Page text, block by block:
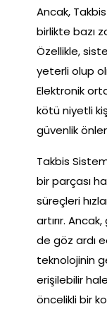
Ancak,
birlikte bazı
Özellikle,
yeterli olup
Elektronik
kötü niyetli
güvenlik
Takbis
bir parçası
süreçleri
artırır.
de göz ardı
teknolojinin
erişilebilir
öncelikli bir